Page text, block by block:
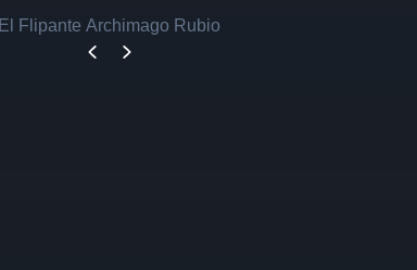
El Flipante Archimago Rubio
Capítulo 12
Capítulo